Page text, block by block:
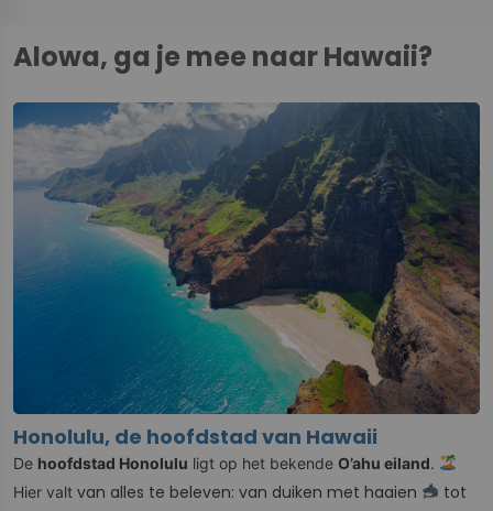
Alowa, ga je mee naar Hawaii?
Honolulu, de hoofdstad van Hawaii
De hoofdstad Honolulu ligt op het bekende O’ahu eiland.
Hier valt van alles te beleven: van duiken met haaien
tot